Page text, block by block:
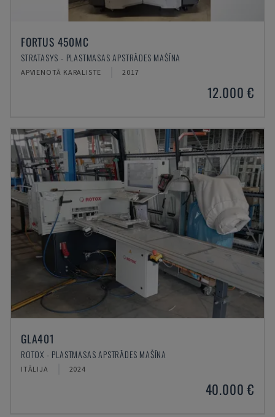
FORTUS 450MC
STRATASYS - PLASTMASAS APSTRĀDES MAŠĪNA
APVIENOTĀ KARALISTE 2017
12.000 €
GLA401
ROTOX - PLASTMASAS APSTRĀDES MAŠĪNA
ITĀLIJA 2024
40.000 €